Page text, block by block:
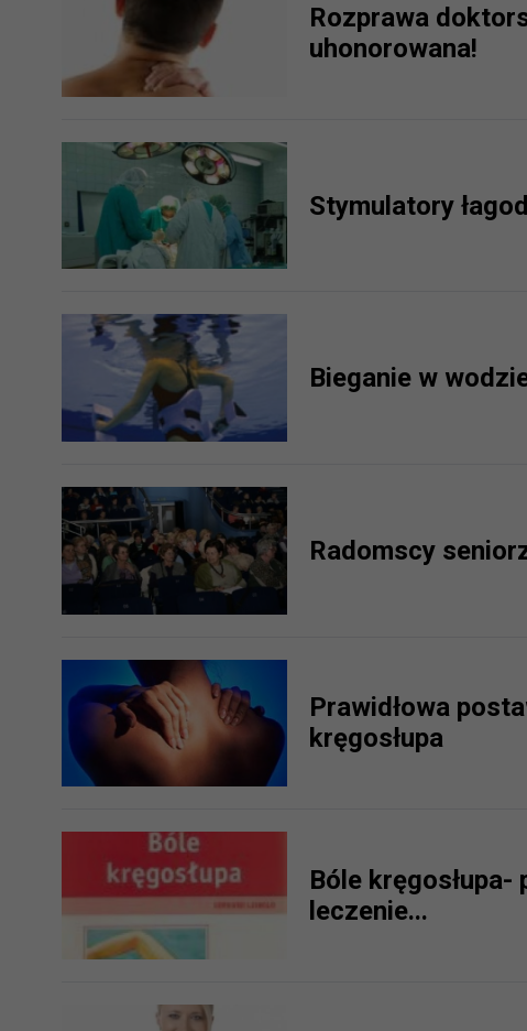
Rozprawa
uhonorowana!
Stymulatory
Bieganie w
Radomscy
Prawidłowa
kręgosłupa
Bóle kręgosłupa-
leczenie...